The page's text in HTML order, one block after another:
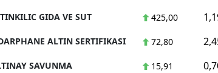
GIDA VE SUT 425,00
ALTIN SERTIFIKASI 72,80
SAVUNMA 15,91